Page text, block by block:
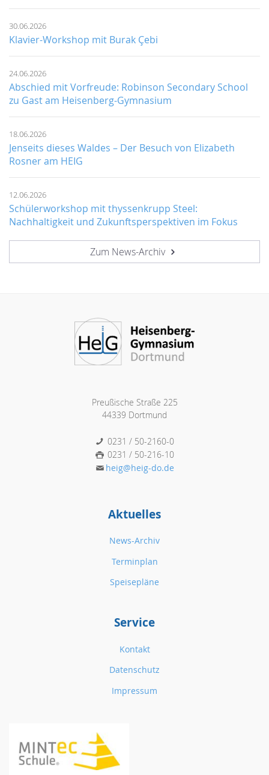
30.06.2026
Klavier-Workshop mit Burak Çebi
24.06.2026
Abschied mit Vorfreude: Robinson Secondary School
zu Gast am Heisenberg-Gymnasium
18.06.2026
Jenseits dieses Waldes – Der Besuch von Elizabeth
Rosner am HEIG
12.06.2026
Schülerworkshop mit thyssenkrupp Steel:
Nachhaltigkeit und Zukunftsperspektiven im Fokus
Zum News-Archiv
Preußische Straße 225
44339 Dortmund
0231 / 50-2160-0
0231 / 50-216-10
heig@heig-do.de
Aktuelles
News-Archiv
Terminplan
Speisepläne
Service
Kontakt
Datenschutz
Impressum